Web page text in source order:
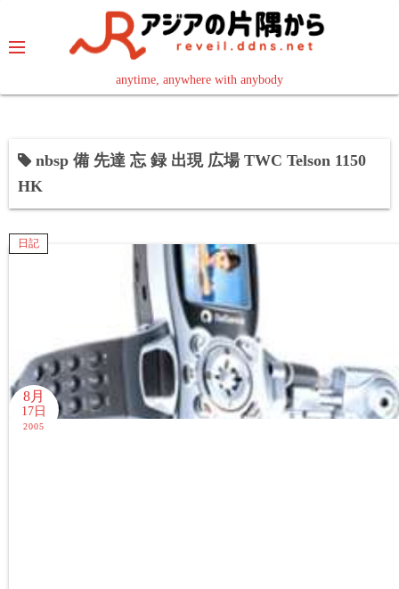
テ
anytime, anywhere with anybody
read in your language
nbsp 備 先達 忘 録 出現 広場 TWC Telson 1150
HK
日記
8月
17日
2005